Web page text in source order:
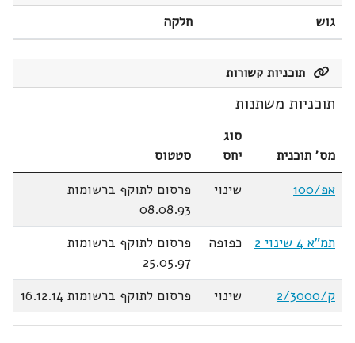
גוש חלקה
תוכניות קשורות
תוכניות משתנות
מס' תוכנית
סוג
יחס
סטטוס
אפ/100
שינוי
פרסום לתוקף ברשומות
08.08.93
תמ"א 4 שינוי 2
כפופה
פרסום לתוקף ברשומות
25.05.97
ק/2/3000
שינוי פרסום לתוקף ברשומות 16.12.14